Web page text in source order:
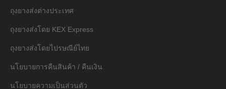
ถุงยางส่งต่างประเทศ
ถุงยางส่งโดย KEX Express
ถุงยางส่งโดยไปรษณีย์ไทย
นโยบายการคืนสินค้า / คืนเงิน
นโยบายความเป็นส่วนตัว